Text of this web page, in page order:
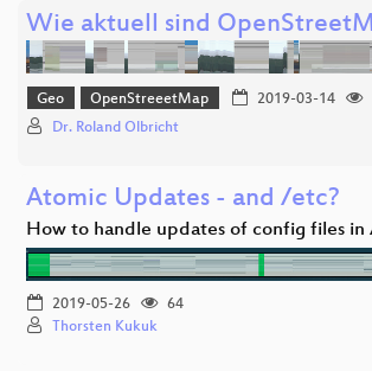
Wie aktuell sind
Geo OpenStreeetMap 2019-03-14
Dr. Roland Olbricht
Atomic Updates - and /etc?
How to handle updates of config files
2019-05-26
64
Thorsten Kukuk